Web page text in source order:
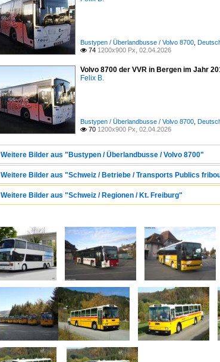
Bustypen / Überlandbusse / Volvo 8700
 74 1200x900 Px, 02.04.2026
Volvo 8700 der VVR in Bergen im Jahr
Felix B.
Bustypen / Überlandbusse / Volvo 8700
 70 1200x900 Px, 02.04.2026
Weitere Bilder aus "Bustypen / Überlandbusse / Volvo 8700"
Weitere Bilder aus "Schweiz / Betriebe / Transports Publics
Weitere Bilder aus "Schweiz / Regionen / Kt. Freiburg"